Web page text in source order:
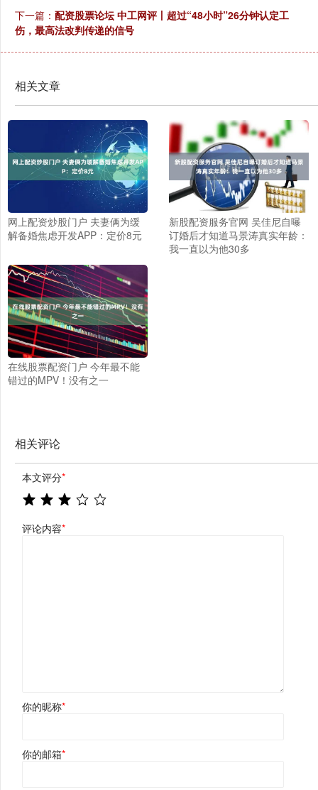
下一篇： 配资股票论坛 中工网评丨超过“48小时”26分钟认定工
伤，最高法改判传递的信号
相关文章
网上配资炒股门户 夫妻俩为缓
解备婚焦虑开发APP：定价8元
新股配资服务官网 吴佳尼自曝
订婚后才知道马景涛真实年龄：
我一直以为他30多
在线股票配资门户 今年最不能
错过的MPV！没有之一
相关评论
本文评分*
评论内容*
你的昵称*
你的邮箱*